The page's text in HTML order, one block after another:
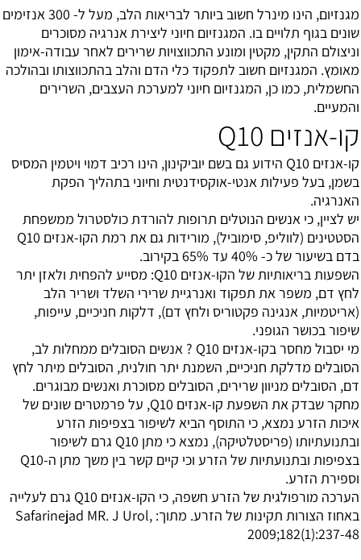
מגנזיום, הינו מינרל חשוב ביותר לבריאות הלב, מעל ל- 300 אנזימים
שונים בגוף תלויים בו. המגנזיום חיוני ליצירת אנרגיה מסוכרים
וניצולם התקין, מקטין ומונע התכווצויות שרירים לאחר עבודה-אימון
מאומץ. המגנזיום חשוב לתפקוד כלי הדם והלב בהתכווצותו ובהולכה
החשמלית, כמו כן, המגנזיום חיוני למערכת העצבים, השרירים
והמעיים.
קו-אנזים Q10
קו-אנזים Q10 הידוע גם בשם יוביקינון, הינו רכיב דמוי ויטמין המסיס
בשמן, בעל פעילות אנטי-אוקסידנטית וחיוני בתהליך הפקת
האנרגיה.
יש לציין, כי אנשים הנוטלים תרופות להורדת כולסטרול ממשפחת
הסטטינים (לווליפ, סימוביל), מורידות גם את רמת הקו-אנזים Q10
בדם בשיעור של כ- 40% עד 65% בקירוב.
השפעות בריאותיות של הקו-אנזים Q10: מסייע להפחית ולאזן יתר
לחץ דם, משפר את תפקוד ואנרגיית שרירי השלד ושריר הלב
(אריטמיות, אנגינה פקטוריס ולחץ דם), דלקות חניכיים, עייפות,
שיפור בכושר הגופני.
מי יסבול מחסר בקו-אנזים Q10 ? אנשים הסובלים ממחלות לב,
הסובלים מדלקת חניכיים, השמנת יתר חולנית, הסובלים מיתר לחץ
דם, הסובלים מניוון שרירים, הסובלים מסוכרת ואנשים מבוגרים.
מחקר שבדק את השפעת קו-אנזים Q10, על פרמטרים שונים של
איכות הזרע נמצא, כי התוסף הביא לשיפור בצפיפות הזרע
ובתנועתיותו (פריסטלטיקה), נמצא כי מתן Q10 גרם לשיפור
בצפיפות ובתנועתיות של הזרע וכי קיים קשר בין משך מתן ה-Q10
וספירת הזרע.
הערכה מורפולגית של הזרע חשפה, כי הקו-אנזים Q10 גרם לעלייה
באחוז הצורות תקינות של הזרע. מתוך: Safarinejad MR. J Urol,
2009;182(1):237-48